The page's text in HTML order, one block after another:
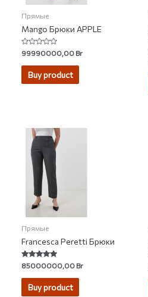
Прямые
Mango Брюки APPLE
Rated
0
out
99990000,00Br
Buy product
Прямые
Francesca Peretti Брюки
Rated
5.00
out of 5
85000000,00Br
Buy product